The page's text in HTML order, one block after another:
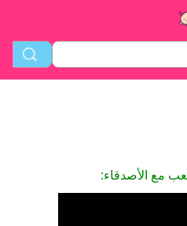
مع الأصدقاء: